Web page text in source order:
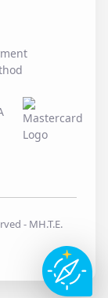
- MH.T.E.